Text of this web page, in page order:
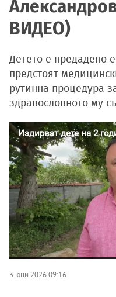
ВИДЕО)
Детето е предадено
предстоят
рутинна процедура
здравословното му
3 юни 2026 09:16